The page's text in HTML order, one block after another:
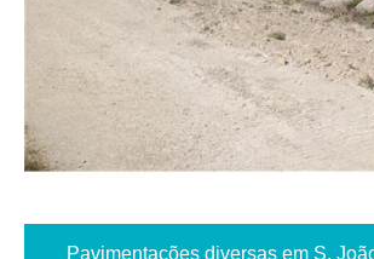
Pavimentações diversas em S.